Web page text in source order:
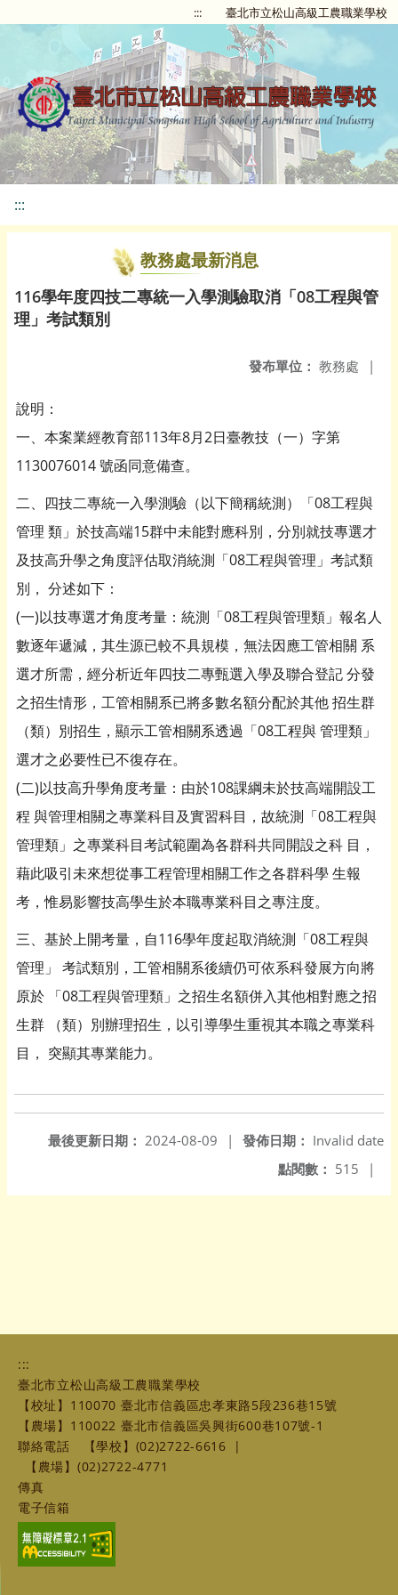
::: 臺北市立松山高級工農職業學校
:::
教務處最新消息
116學年度四技二專統一入學測驗取消「08工程與管
理」考試類別
發布單位： 教務處 |
說明：
一、本案業經教育部113年8月2日臺教技（一）字第
1130076014 號函同意備查。
二、四技二專統一入學測驗（以下簡稱統測）「08工程與
管理 類」於技高端15群中未能對應科別，分別就技專選才
及技高升學之角度評估取消統測「08工程與管理」考試類
別， 分述如下：
(一)以技專選才角度考量：統測「08工程與管理類」報名人
數逐年遞減，其生源已較不具規模，無法因應工管相關 系
選才所需，經分析近年四技二專甄選入學及聯合登記 分發
之招生情形，工管相關系已將多數名額分配於其他 招生群
（類）別招生，顯示工管相關系透過「08工程與 管理類」
選才之必要性已不復存在。
(二)以技高升學角度考量：由於108課綱未於技高端開設工
程 與管理相關之專業科目及實習科目，故統測「08工程與
管理類」之專業科目考試範圍為各群科共同開設之科 目，
藉此吸引未來想從事工程管理相關工作之各群科學 生報
考，惟易影響技高學生於本職專業科目之專注度。
三、基於上開考量，自116學年度起取消統測「08工程與
管理」 考試類別，工管相關系後續仍可依系科發展方向將
原於 「08工程與管理類」之招生名額併入其他相對應之招
生群 （類）別辦理招生，以引導學生重視其本職之專業科
目， 突顯其專業能力。
發佈日期： Invalid date
最後更新日期： 2024-08-09
|
點閱數： 515 |
:::
臺北市立松山高級工農職業學校
【校址】110070 臺北市信義區忠孝東路5段236巷15號
【農場】110022 臺北市信義區吳興街600巷107號-1
聯絡電話
【學校】(02)2722-6616
|
【農場】(02)2722-4771
傳真
電子信箱